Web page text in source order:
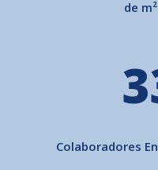
de
Colaboradores